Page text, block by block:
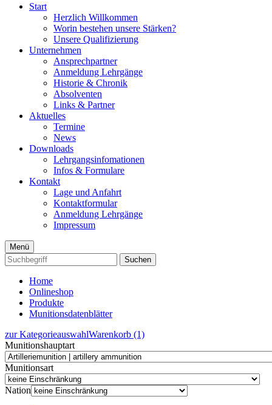
Start
Herzlich Willkommen
Worin bestehen unsere Stärken?
Unsere Qualifizierung
Unternehmen
Ansprechpartner
Anmeldung Lehrgänge
Historie & Chronik
Absolventen
Links & Partner
Aktuelles
Termine
News
Downloads
Lehrgangsinfomationen
Infos & Formulare
Kontakt
Lage und Anfahrt
Kontaktformular
Anmeldung Lehrgänge
Impressum
Menü
Suchen
Home
Onlineshop
Produkte
Munitionsdatenblätter
zur KategorieauswahlWarenkorb (1)
Munitionshauptart
Munitionsart
Nation